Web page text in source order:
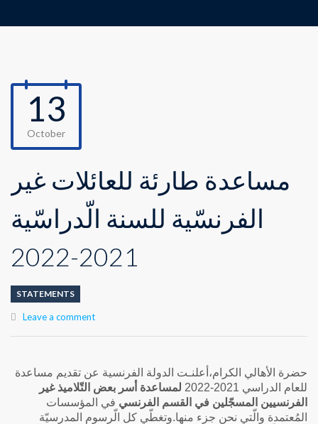
13
October
مساعدة طارئة للعائلات غير
الفرنسّية للسنة الّدراسّية
2021-2022
STATEMENTS
Leave a comment
حضرة الأهالي الكرام، أعلنـت الدولة الفرنسية عن تقديم مساعدة
للعام الدراسي 2021-2022
لمساعدة أسر بعض التّلاميذ غير
الفرنسيين المسجّلين في القسم الفرنسي في المؤسسات
المُعتمدة والّتي نحن جزء منها.وتغطّي كل الّرسوم المدرسيّة